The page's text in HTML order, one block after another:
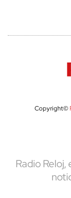
Copyright©
Radio Reloj,